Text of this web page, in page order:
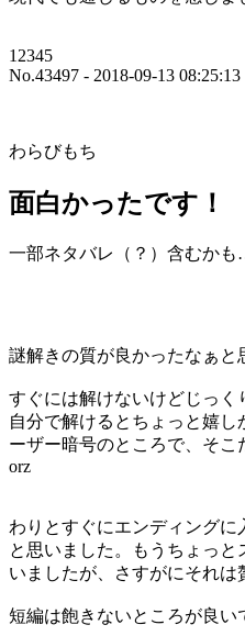
12345
No.43497 - 2018-09-13 08:25:13
わらびもち
面白かったです！
一部ネタバレ（？）含むか
謎解きの質が良かったなぁと
すぐには解けないけどじっく
自分で解けるとちょっと嬉
ーザー暗号のところで、そ
orz
わりとすぐにエンディングに
と思いました。もうちょっ
いましたが、さすがにそれは
短編は飽きないところが良い